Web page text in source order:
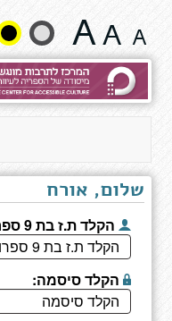
-
המבוך
הנעלם
שנה
גודל
טקסט
שלום, אורח
הקלד ת.ז בת 9 ספרות:
הקלד סיסמה: